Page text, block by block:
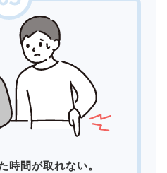
時間が取れない。